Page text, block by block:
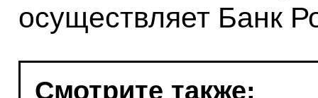
осуществляет Банк
Смотрите также: